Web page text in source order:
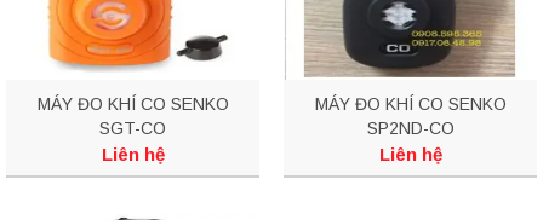
MÁY ĐO KHÍ CO SENKO
SGT-CO
Liên hệ
MÁY ĐO KHÍ CO SENKO
SP2ND-CO
Liên hệ